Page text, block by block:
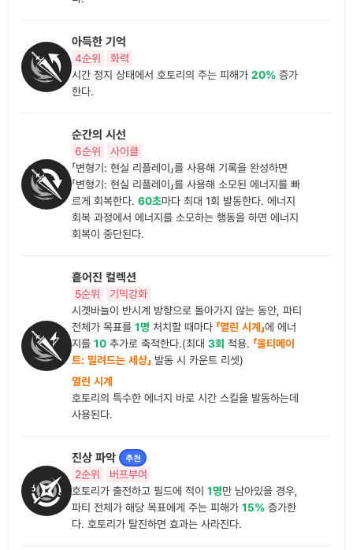
아득한 기억
4순위
화력
시간 정지 상태에서 호토리의 주는 피해가 20% 증가
한다.
순간의 시선
6순위
사이클
「변형기: 현실 리플레이」를 사용해 기록을 완성하면
「변형기: 현실 리플레이」를 사용해 소모된 에너지를 빠
르게 회복한다. 60초마다 최대 1회 발동한다. 에너지
회복 과정에서 에너지를 소모하는 행동을 하면 에너지
회복이 중단된다.
흩어진 컬렉션
5순위
기믹강화
시곗바늘이 반시계 방향으로 돌아가지 않는 동안, 파티
전체가 목표를 1명 처치할 때마다 「열린 시계」에 에너
지를 10 추가로 축적한다.(최대 3회 적용. 「울티메이
트: 밀려드는 세상」 발동 시 카운트 리셋)
열린 시계
호토리의 특수한 에너지 바로 시간 스킬을 발동하는데
사용된다.
진상 파악 추천
2순위
버프부여
호토리가 출전하고 필드에 적이 1명만 남아있을 경우,
파티 전체가 해당 목표에게 주는 피해가 15% 증가한
다. 호토리가 탈진하면 효과는 사라진다.